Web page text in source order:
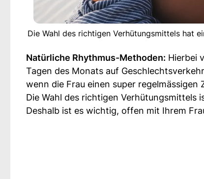
Die Wahl des richtigen Verhütungsmittels hat
Natürliche Rhythmus-Methoden: Hierbei
Tagen des Monats auf
wenn die Frau einen super regelmässigen
Die Wahl des richtigen Verhütungsmittels
Deshalb ist es wichtig, offen mit Ihrem